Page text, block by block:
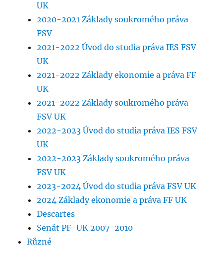
UK
2020-2021 Základy soukromého práva
FSV
2021-2022 Úvod do studia práva IES FSV
UK
2021-2022 Základy ekonomie a práva FF
UK
2021-2022 Základy soukromého práva
FSV UK
2022-2023 Úvod do studia práva IES FSV
UK
2022-2023 Základy soukromého práva
FSV UK
2023-2024 Úvod do studia práva FSV UK
2024 Základy ekonomie a práva FF UK
Descartes
Senát PF-UK 2007-2010
Různé